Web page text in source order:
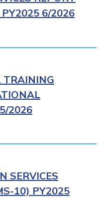
6/2026
TRAINING
2026
SERVICES
10) PY2025